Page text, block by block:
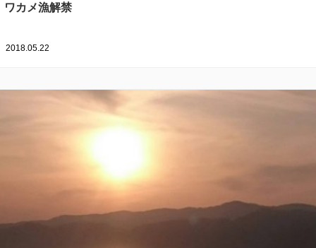
ワカメ漁解禁
2018.05.22